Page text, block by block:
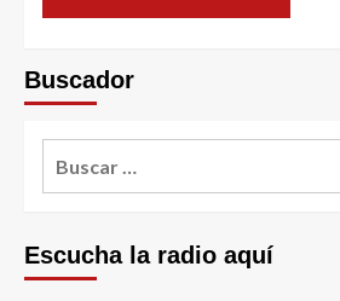
Buscador
Escucha la radio aquí